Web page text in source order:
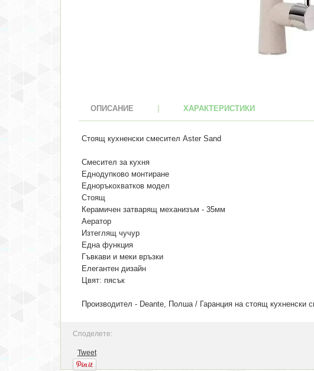
ОПИСАНИЕ ХАРАКТЕРИСТИКИ
Стоящ кухненски смесител Aster Sand
Смесител за кухня
Еднодупково монтиране
Едноръкохватков модел
Стоящ
Керамичен затварящ механизъм - 35мм
Аератор
Изтеглящ чучур
Една функция
Гъвкави и меки връзки
Елегантен дизайн
Цвят: пясък
Производител - Deante, Полша / Гаранция на стоящ кухненски
Споделете:
Tweet